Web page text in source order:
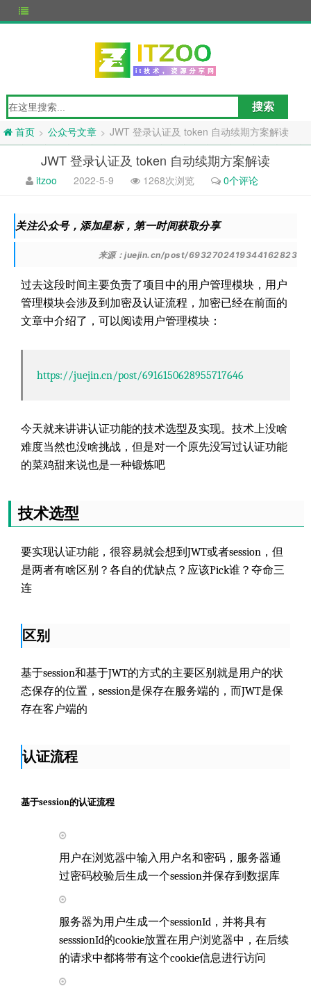
首页 > 公众号文章 > JWT 登录认证及 token 自动续期方案解读
JWT 登录认证及 token 自动续期方案解读
itzoo 2022-5-9 1268次浏览 0个评论
关注公众号，添加星标，第一时间获取分享
来源：juejin.cn/post/6932702419344162823
过去这段时间主要负责了项目中的用户管理模块，用户
管理模块会涉及到加密及认证流程，加密已经在前面的
文章中介绍了，可以阅读用户管理模块：
https://juejin.cn/post/6916150628955717646
今天就来讲讲认证功能的技术选型及实现。技术上没啥
难度当然也没啥挑战，但是对一个原先没写过认证功能
的菜鸡甜来说也是一种锻炼吧
技术选型
要实现认证功能，很容易就会想到JWT或者session，但
是两者有啥区别？各自的优缺点？应该Pick谁？夺命三
连
区别
基于session和基于JWT的方式的主要区别就是用户的状
态保存的位置，session是保存在服务端的，而JWT是保
存在客户端的
认证流程
基于session的认证流程
用户在浏览器中输入用户名和密码，服务器通
过密码校验后生成一个session并保存到数据库
服务器为用户生成一个sessionId，并将具有
sesssionId的cookie放置在用户浏览器中，在后续
的请求中都将带有这个cookie信息进行访问